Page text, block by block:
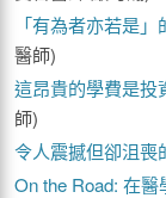
「有為者亦若是」
醫師)
這昂貴的學費是投
師)
令人震撼但卻沮喪
On the Road: 在醫